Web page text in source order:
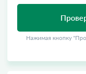
Нажимая кнопку